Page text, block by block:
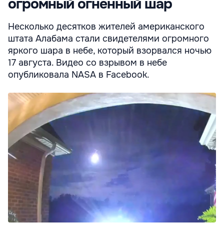
огромный огненный шар
Несколько десятков жителей американского
штата Алабама стали свидетелями огромного
яркого шара в небе, который взорвался ночью
17 августа. Видео со взрывом в небе
опубликовала NASA в Facebook.